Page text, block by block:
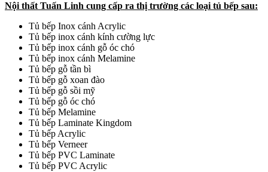
Nội thất Tuấn Linh cung cấp ra thị trường các loại tủ bếp sau:
Tủ bếp Inox cánh Acrylic
Tủ bếp inox cánh kính cường lực
Tủ bếp inox cánh gỗ óc chó
Tủ bếp inox cánh Melamine
Tủ bếp gỗ tần bì
Tủ bếp gỗ xoan đào
Tủ bếp gỗ sồi mỹ
Tủ bếp gỗ óc chó
Tủ bếp Melamine
Tủ bếp Laminate Kingdom
Tủ bếp Acrylic
Tủ bếp Verneer
Tủ bếp PVC Laminate
Tủ bếp PVC Acrylic